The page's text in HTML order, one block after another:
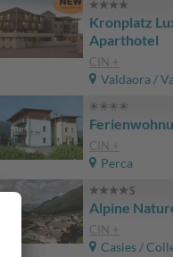
Kronplatz
Aparthotel
CIN +
Valdaora /
CIN +
Perca
Alpine
CIN +
Casies /